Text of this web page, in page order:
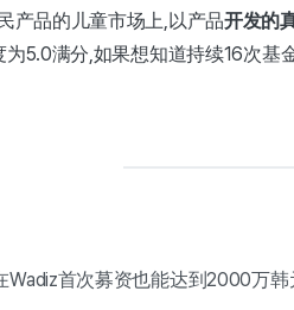
产品的儿童市场上,以产品开发的
5.0满分,如果想知道持续16次基
Wadiz首次募资也能达到2000万